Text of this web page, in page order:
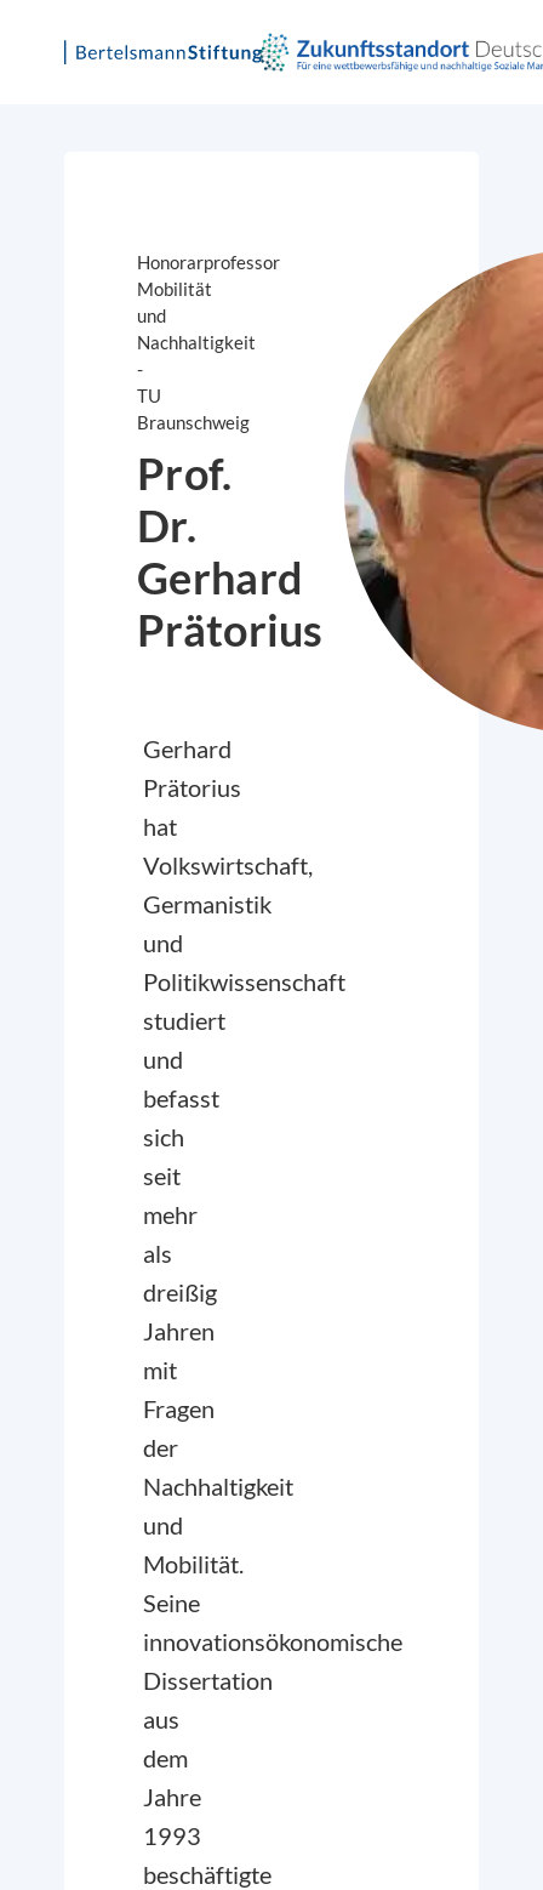
Honorarprofessor
Mobilität
und
Nachhaltigkeit
-
TU
Braunschweig
Prof.
Dr.
Gerhard
Prätorius
Gerhard
Prätorius
hat
Volkswirtschaft,
Germanistik
und
Politikwissenschaft
studiert
und
befasst
sich
seit
mehr
als
dreißig
Jahren
mit
Fragen
der
Nachhaltigkeit
und
Mobilität.
Seine
innovationsökonomische
Dissertation
aus
dem
Jahre
1993
beschäftigte